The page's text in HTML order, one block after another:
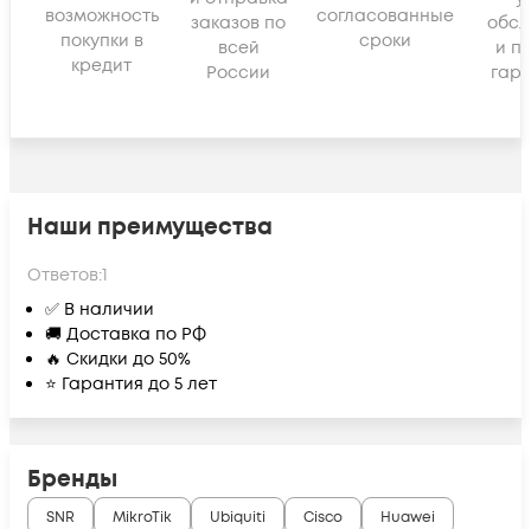
возможность
покупки в
кредит
заказов по
всей
России
согласованные
сроки
и
Наши преимущества
Ответов:1
✅ В наличии
🚚 Доставка по РФ
🔥 Скидки до 50%
⭐ Гарантия до 5 лет
Бренды
SNR MikroTik Ubiquiti Cisco
Huawei